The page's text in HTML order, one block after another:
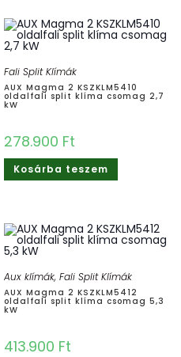
Fali Split Klímák
AUX Magma 2 KSZKLM5410
oldalfali split klíma csomag 2,7
kW
278.900 Ft
Kosárba teszem
Aux klímák, Fali Split Klímák
AUX Magma 2 KSZKLM5412
oldalfali split klíma csomag 5,3
kW
413.900 Ft